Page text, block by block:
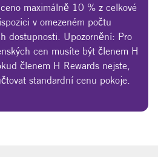
maximálně 10 % z celkové
v omezeném počtu
dostupnosti. Upozornění: Pro
cen musíte být členem H
členem H Rewards nejste,
standardní cenu pokoje.